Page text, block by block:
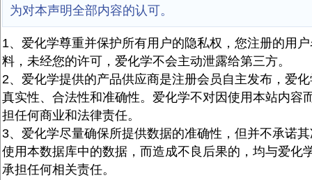
为对本声明全部内容的认可。
1、爱化学尊重并保护所有用户的隐私权，您注册的用
料，未经您的许可，爱化学不会主动泄露给第三方。
2、爱化学提供的产品供应商是注册会员自主发布，爱
真实性、合法性和准确性。爱化学不对因使用本站内容
担任何商业和法律责任。
3、爱化学尽量确保所提供数据的准确性，但并不承诺
使用本数据库中的数据，而造成不良后果的，均与爱化
承担任何相关责任。